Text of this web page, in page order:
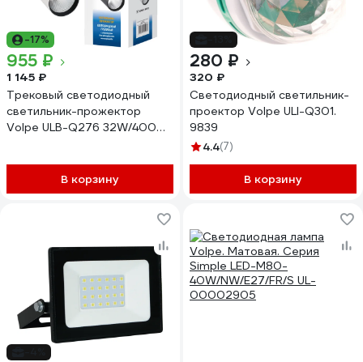
-17%
955 ₽
1 145 ₽
Трековый светодиодный
светильник-прожектор
Volpe ULB-Q276 32W/4000К
В корзину
280 ₽
320 ₽
Светодиодный светильник-
проектор Volpe ULI-Q301.
9839
4.4(7)
В корзину